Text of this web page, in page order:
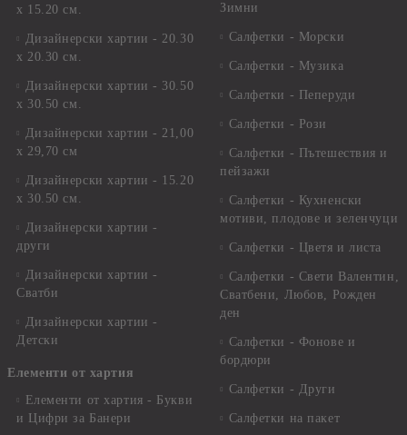
х 15.20 см.
Дизайнерски хартии - 20.30
х 20.30 см.
Дизайнерски хартии - 30.50
х 30.50 см.
Дизайнерски хартии - 21,00
х 29,70 см
Дизайнерски хартии - 15.20
x 30.50 см.
Дизайнерски хартии -
други
Дизайнерски хартии -
Сватби
Дизайнерски хартии -
Детски
Елементи от хартия
Елементи от хартия - Букви
и Цифри за Банери
Зимни
Салфетки - Морски
Салфетки - Музика
Салфетки - Пеперуди
Салфетки - Рози
Салфетки - Пътешествия и
пейзажи
Салфетки - Кухненски
мотиви, плодове и зеленчуци
Салфетки - Цветя и листа
Салфетки - Свети Валентин,
Сватбени, Любов, Рожден
ден
Салфетки - Фонове и
бордюри
Салфетки - Други
Салфетки на пакет